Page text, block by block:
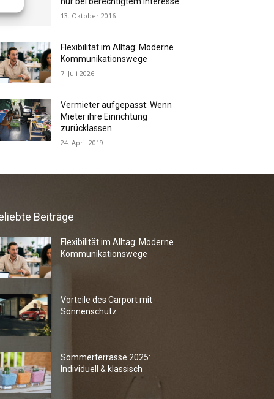
13. Oktober 2016
Flexibilität im Alltag: Moderne
Kommunikationswege
7. Juli 2026
Vermieter aufgepasst: Wenn
Mieter ihre Einrichtung
zurücklassen
24. April 2019
Beiträge
Flexibilität im Alltag: Moderne
Kommunikationswege
Vorteile des Carport mit
Sonnenschutz
Sommerterrasse 2025:
Individuell & klassisch